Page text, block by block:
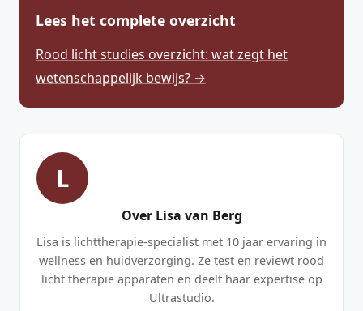
Lees het complete overzicht
Rood licht studies overzicht: wat zegt het
wetenschappelijk bewijs? →
L
Over Lisa van Berg
Lisa is lichttherapie-specialist met 10 jaar ervaring in
wellness en huidverzorging. Ze test en reviewt rood
licht therapie apparaten en deelt haar expertise op
Ultrastudio.